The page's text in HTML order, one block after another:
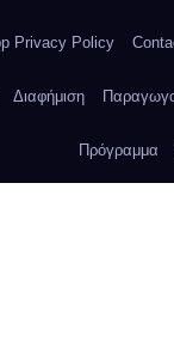
Privacy Policy
Διαφήμιση
Πρόγραμμα